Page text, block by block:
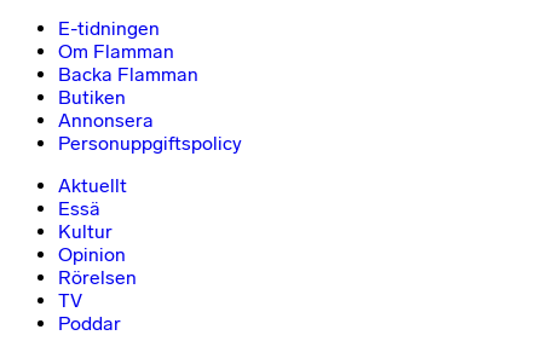
E-tidningen
Om Flamman
Backa Flamman
Butiken
Annonsera
Personuppgiftspolicy
Aktuellt
Essä
Kultur
Opinion
Rörelsen
TV
Poddar